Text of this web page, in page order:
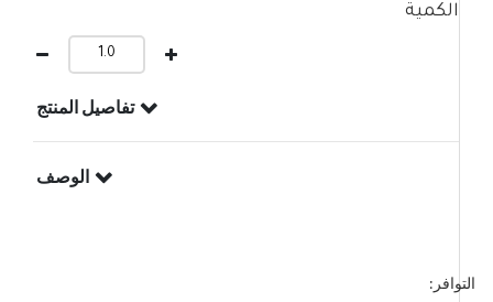
الكمية
تفاصيل المنتج
الوصف
التوافر: